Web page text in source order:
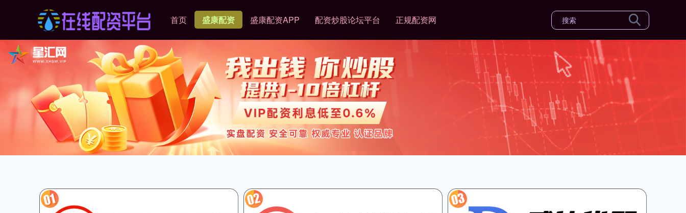
首页 盛康配资 盛康配资APP 配资炒股论坛平台 正规配资网